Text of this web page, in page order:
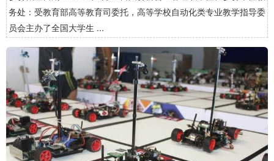
务处：受教育部高等教育司委托，高等学校自动化类专业教学指导委
员会主办了全国大学生 ...